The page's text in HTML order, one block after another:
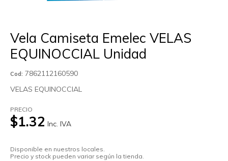
Vela Camiseta Emelec VELAS
EQUINOCCIAL Unidad
Cod: 7862112160590
VELAS EQUINOCCIAL
PRECIO
$1.32 Inc. IVA
Disponible en nuestros locales.
Precio y stock pueden variar según la tienda.